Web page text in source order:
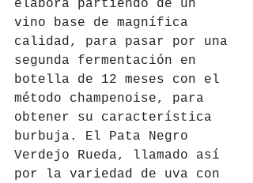
elabora partiendo de un
vino base de magnífica
calidad, para pasar por una
segunda fermentación en
botella de 12 meses con el
método champenoise, para
obtener su característica
burbuja. El Pata Negro
Verdejo Rueda, llamado así
por la variedad de uva con